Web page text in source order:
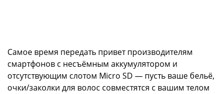
Самое время передать привет производителям
смартфонов с несъёмным аккумулятором и
отсутствующим слотом Micro SD — пусть ваше бельё,
очки/заколки для волос совместятся с вашим телом